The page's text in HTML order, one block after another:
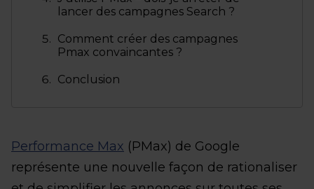
lancer des campagnes Search ?
Comment créer des campagnes
Pmax convaincantes ?
Conclusion
Performance Max (PMax) de Google
représente une nouvelle façon de rationaliser